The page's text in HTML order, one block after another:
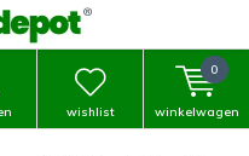
wishlist winkelwagen
0